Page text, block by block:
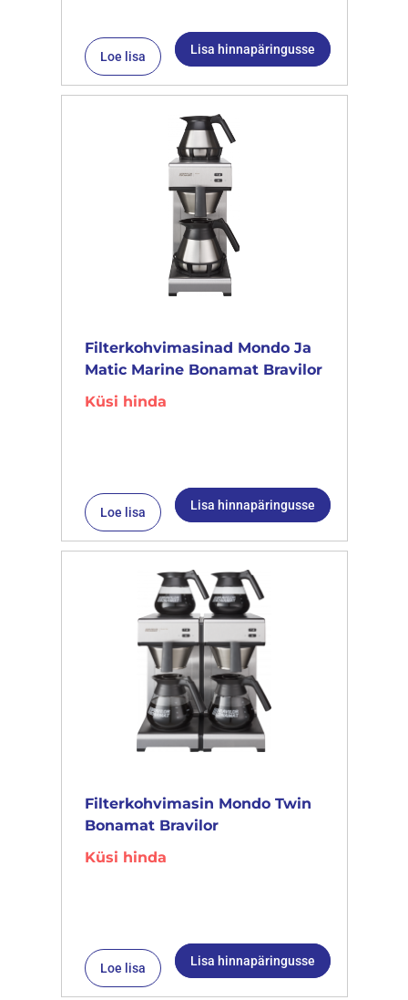
Loe lisa Lisa hinnapäringusse
Filterkohvimasinad Mondo Ja
Matic Marine Bonamat Bravilor
Küsi hinda
Loe lisa Lisa hinnapäringusse
Filterkohvimasin Mondo Twin
Bonamat Bravilor
Küsi hinda
Loe lisa Lisa hinnapäringusse